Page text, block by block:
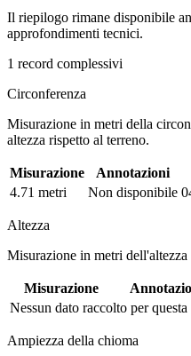
Il riepilogo rimane disponibile
approfondimenti tecnici.
1 record complessivi
Circonferenza
Misurazione in metri della
altezza rispetto al terreno.
Misurazione Annotazioni
4.71 metri
Non disponibile
Altezza
Misurazione in metri dell'altezza
Misurazione
Nessun dato raccolto per
Ampiezza della chioma